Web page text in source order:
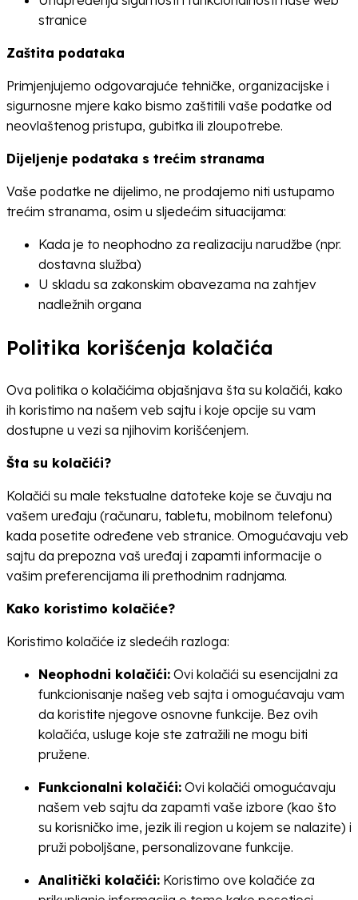
stranice
Zaštita podataka
Primjenjujemo odgovarajuće tehničke, organizacijske i
sigurnosne mjere kako bismo zaštitili vaše podatke od
neovlaštenog pristupa, gubitka ili zloupotrebe.
Dijeljenje podataka s trećim stranama
Vaše podatke ne dijelimo, ne prodajemo niti ustupamo
trećim stranama, osim u sljedećim situacijama:
Kada je to neophodno za realizaciju narudžbe (npr.
dostavna služba)
U skladu sa zakonskim obavezama na zahtjev
nadležnih organa
Politika korišćenja kolačića
Ova politika o kolačićima objašnjava šta su kolačići, kako
ih koristimo na našem veb sajtu i koje opcije su vam
dostupne u vezi sa njihovim korišćenjem.
Šta su kolačići?
Kolačići su male tekstualne datoteke koje se čuvaju na
vašem uređaju (računaru, tabletu, mobilnom telefonu)
kada posetite određene veb stranice. Omogućavaju veb
sajtu da prepozna vaš uređaj i zapamti informacije o
vašim preferencijama ili prethodnim radnjama.
Kako koristimo kolačiće?
Koristimo kolačiće iz sledećih razloga:
Neophodni kolačići: Ovi kolačići su esencijalni za
funkcionisanje našeg veb sajta i omogućavaju vam
da koristite njegove osnovne funkcije. Bez ovih
kolačića, usluge koje ste zatražili ne mogu biti
pružene.
Funkcionalni kolačići: Ovi kolačići omogućavaju
našem veb sajtu da zapamti vaše izbore (kao što
su korisničko ime, jezik ili region u kojem se nalazite) i
pruži poboljšane, personalizovane funkcije.
Analitički kolačići: Koristimo ove kolačiće za